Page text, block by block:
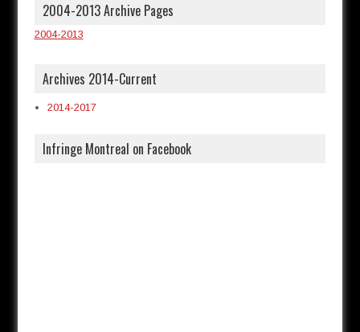
2004-2013 Archive Pages
2004-2013
Archives 2014-Current
2014-2017
Infringe Montreal on Facebook